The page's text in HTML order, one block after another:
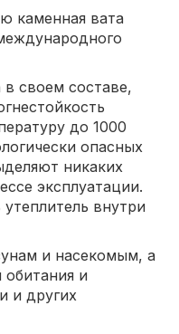
каменная вата
в своем составе,
до 1000
опасных
никаких
эксплуатации.
внутри
и насекомым, а
обитания и
и других